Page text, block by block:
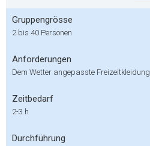
Gruppengrösse
2 bis 40 Personen
Anforderungen
Dem Wetter angepasste Freizeitkleidung
Zeitbedarf
2-3 h
Durchführung